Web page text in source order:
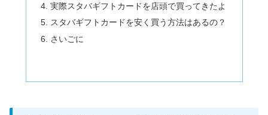
実際スタバギフトカードを店頭で買ってきたよ
スタバギフトカードを安く買う方法はあるの？
さいごに